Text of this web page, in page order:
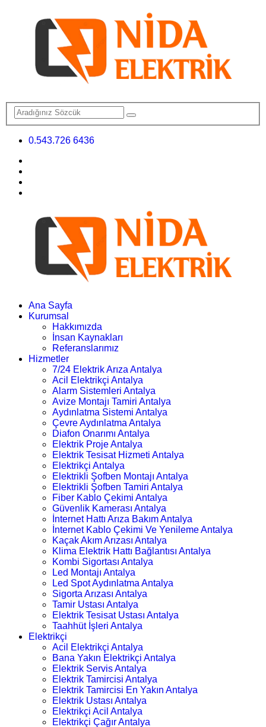
0.543.726 6436
Ana Sayfa
Kurumsal
Hakkımızda
İnsan Kaynakları
Referanslarımız
Hizmetler
7/24 Elektrik Arıza Antalya
Acil Elektrikçi Antalya
Alarm Sistemleri Antalya
Avize Montajı Tamiri Antalya
Aydınlatma Sistemi Antalya
Çevre Aydınlatma Antalya
Diafon Onarımı Antalya
Elektrik Proje Antalya
Elektrik Tesisat Hizmeti Antalya
Elektrikçi Antalya
Elektrikli Şofben Montajı Antalya
Elektrikli Şofben Tamiri Antalya
Fiber Kablo Çekimi Antalya
Güvenlik Kamerası Antalya
İnternet Hattı Arıza Bakım Antalya
İnternet Kablo Çekimi Ve Yenileme Antalya
Kaçak Akım Arızası Antalya
Klima Elektrik Hattı Bağlantısı Antalya
Kombi Sigortası Antalya
Led Montajı Antalya
Led Spot Aydınlatma Antalya
Sigorta Arızası Antalya
Tamir Ustası Antalya
Elektrik Tesisat Ustası Antalya
Taahhüt İşleri Antalya
Elektrikçi
Acil Elektrikçi Antalya
Bana Yakın Elektrikçi Antalya
Elektrik Servis Antalya
Elektrik Tamircisi Antalya
Elektrik Tamircisi En Yakın Antalya
Elektrik Ustası Antalya
Elektrikçi Acil Antalya
Elektrikçi Çağır Antalya